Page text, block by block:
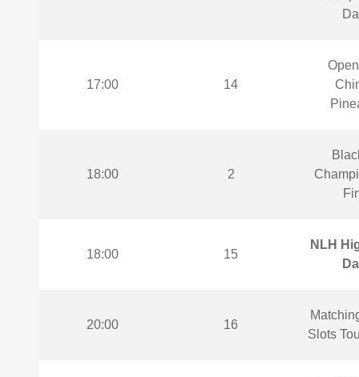
17:00 14
18:00 2
18:00 15
NLH
20:00 16
Slots